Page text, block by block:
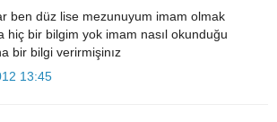
ben düz lise mezunuyum imam olmak
hiç bir bilgim yok imam nasıl okunduğu
bir bilgi verirmişinız
13:45